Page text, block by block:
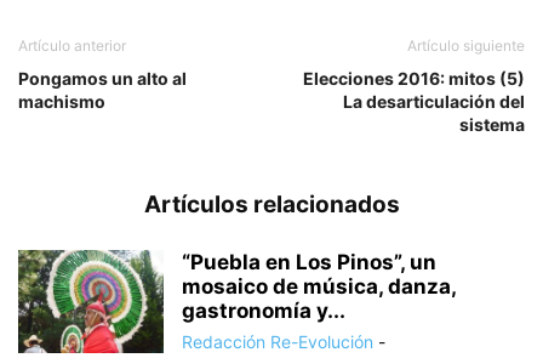
Artículo anterior
Pongamos un alto al
machismo
Artículo siguiente
Elecciones 2016: mitos (5)
La desarticulación del
sistema
Artículos relacionados
“Puebla en Los Pinos”, un
mosaico de música, danza,
gastronomía y...
Redacción Re-Evolución -